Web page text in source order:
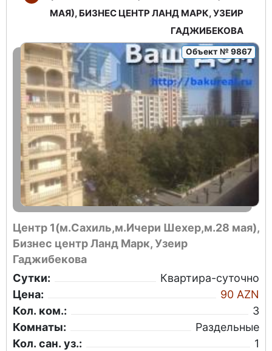
МАЯ), БИЗНЕС ЦЕНТР ЛАНД МАРК, УЗЕИР
ГАДЖИБЕКОВА
Объект № 9867
Центр 1(м.Сахиль,м.Ичери Шехер,м.28 мая),
Бизнес центр Ланд Марк, Узеир
Гаджибекова
Сутки:
Квартира-суточно
Цена:
90 AZN
Кол. ком.:
3
Комнаты:
Раздельные
Кол. сан. уз.:
1